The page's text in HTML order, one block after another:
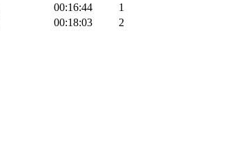
00:16:44
1
00:18:03
2